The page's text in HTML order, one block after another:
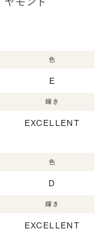
色
E
輝き
EXCELLENT
色
D
輝き
EXCELLENT